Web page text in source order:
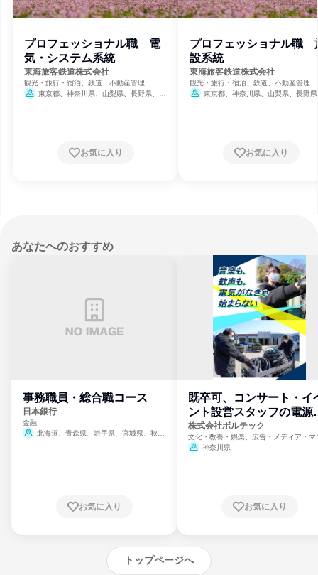
プロフェッショナル職 電
気・システム系統
東海旅客鉄道株式会社
観光・旅行・宿泊、鉄道、不動産管理
東京都、神奈川県、山梨県、長野県、岐
お気に入り
プロフェッショナル職
設系統
東海旅客鉄道株式会社
観光・旅行・宿泊、鉄道、不動産管理
東京都、神奈川県、山梨県、長野
お気に入り
あなたへのおすすめ
事務職員・総合職コース
日本銀行
金融
北海道、青森県、岩手県、宮城県、秋田
崎県、熊本県、大分県、宮崎県、鹿児島県、
お気に入り
既卒可、コンサート・イ
ント設営スタッフの電源
門
株式会社ボルテック
文化・教養・娯楽、広告・メディア・マ
ミ、電力・ガス・水道・エネルギー
神奈川県
お気に入り
トップページへ